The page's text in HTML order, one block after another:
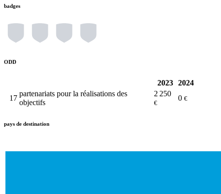
badges
ODD
2023
2024
17
partenariats pour la réalisations des
objectifs
2 250
€
0 €
pays de destination